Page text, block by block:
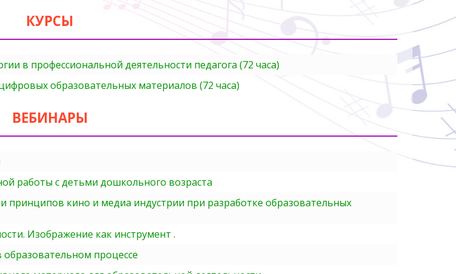
КУРСЫ
в профессиональной деятельности педагога (72 часа)
образовательных материалов (72 часа)
ВЕБИНАРЫ
работы с детьми дошкольного возраста
кино и медиа индустрии при разработке образовательных
Изображение как инструмент .
процессе